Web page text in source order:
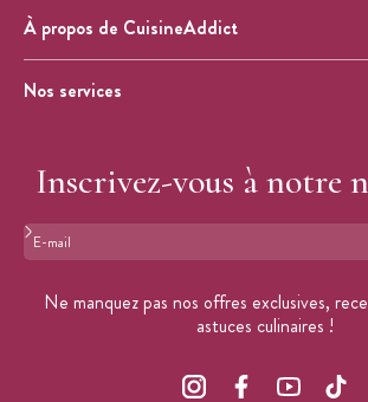
À propos de CuisineAddict
Nos services
Inscrivez-vous à notre
Format : adresse@email.com
Ne manquez pas nos offres exclusives,
astuces culinaires !